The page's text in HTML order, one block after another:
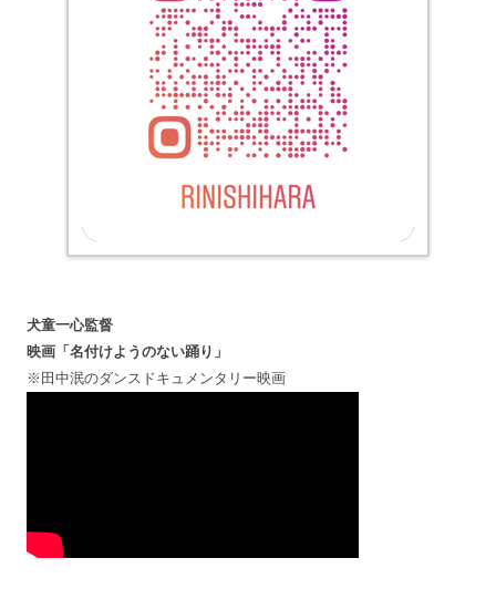
犬童一心監督
映画「名付けようのない踊り」
※田中泯のダンスドキュメンタリー映画